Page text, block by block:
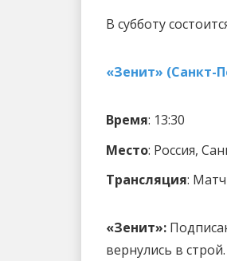
В субботу
«Зенит» (Санкт-
Время: 13:30
Место: Россия,
Трансляция:
«Зенит»:
вернулись в